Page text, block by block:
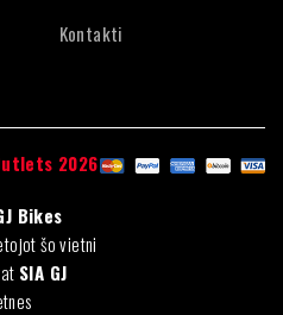
Kontakti
2026
Bikes
šo vietni
SIA GJ